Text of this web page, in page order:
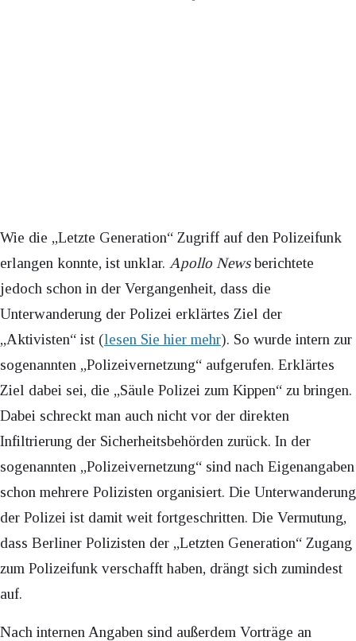
Wie die „Letzte Generation“ Zugriff auf den Polizeifunk
erlangen konnte, ist unklar. Apollo Newsberichtete
jedoch schon in der Vergangenheit, dass die
Unterwanderung der Polizei erklärtes Ziel der
„Aktivisten“ ist (lesen Sie hier mehr). So wurde intern zur
sogenannten „Polizeivernetzung“ aufgerufen. Erklärtes
Ziel dabei sei, die „Säule Polizei zum Kippen“ zu bringen.
Dabei schreckt man auch nicht vor der direkten
Infiltrierung der Sicherheitsbehörden zurück. In der
sogenannten „Polizeivernetzung“ sind nach Eigenangaben
schon mehrere Polizisten organisiert. Die Unterwanderung
der Polizei ist damit weit fortgeschritten. Die Vermutung,
dass Berliner Polizisten der „Letzten Generation“ Zugang
zum Polizeifunk verschafft haben, drängt sich zumindest
auf.
Nach internen Angaben sind außerdem Vorträge an